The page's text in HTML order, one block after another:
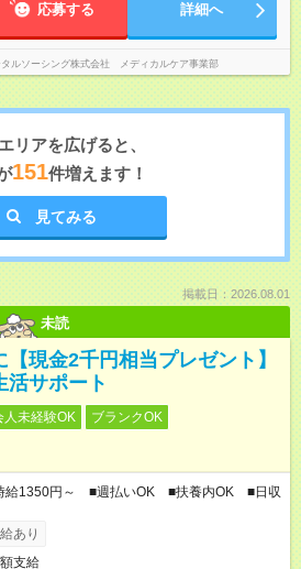
応募する 詳細へ
タルソーシング株式会社 メディカルケア事業部
リアを広げると、
151件増えます！
見てみる
掲載日：2026.08.01
未読
現金2千円相当プレゼント】
活サポート
人未経験OK
ブランクOK
給1350円～ ■週払いOK ■扶養内OK ■日収
あり
支給